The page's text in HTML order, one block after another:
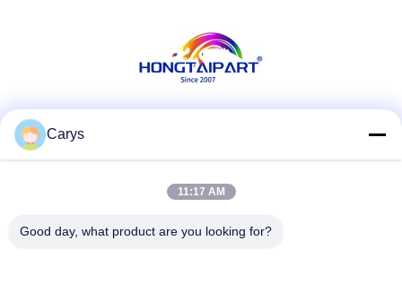
Carys
11:17 AM
Good day, what product are you looking for?